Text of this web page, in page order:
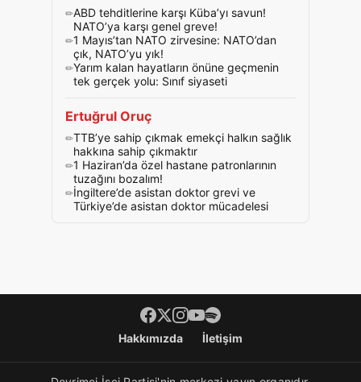
ABD tehditlerine karşı Küba’yı savun!
NATO’ya karşı genel greve!
1 Mayıs’tan NATO zirvesine: NATO’dan
çık, NATO’yu yık!
Yarım kalan hayatların önüne geçmenin
tek gerçek yolu: Sınıf siyaseti
Ertuğrul Oruç
TTB’ye sahip çıkmak emekçi halkın sağlık
hakkına sahip çıkmaktır
1 Haziran’da özel hastane patronlarının
tuzağını bozalım!
İngiltere’de asistan doktor grevi ve
Türkiye’de asistan doktor mücadelesi
Footer menüHakkımızda İletişim